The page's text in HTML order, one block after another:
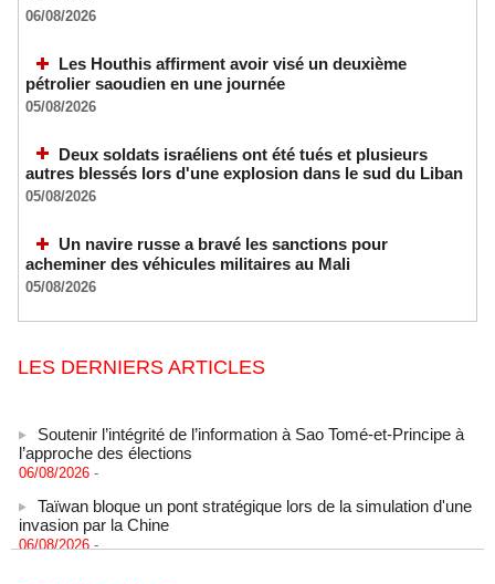
06/08/2026
Les Houthis affirment avoir visé un deuxième
pétrolier saoudien en une journée
05/08/2026
Deux soldats israéliens ont été tués et plusieurs
autres blessés lors d'une explosion dans le sud du Liban
05/08/2026
Un navire russe a bravé les sanctions pour
acheminer des véhicules militaires au Mali
05/08/2026
LES DERNIERS ARTICLES
l’approche des élections
06/08/2026 -
invasion par la Chine
06/08/2026 -